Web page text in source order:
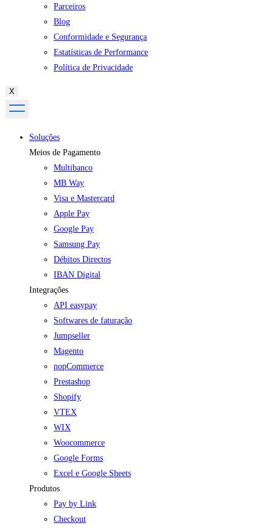
Parceiros
Blog
Conformidade e Segurança
Estatísticas de Performance
Política de Privacidade
X
Soluções
Meios de Pagamento
Multibanco
MB Way
Visa e Mastercard
Apple Pay
Google Pay
Samsung Pay
Débitos Directos
IBAN Digital
Integrações
API easypay
Softwares de faturação
Jumpseller
Magento
nopCommerce
Prestashop
Shopify
VTEX
WIX
Woocommerce
Google Forms
Excel e Google Sheets
Produtos
Pay by Link
Checkout